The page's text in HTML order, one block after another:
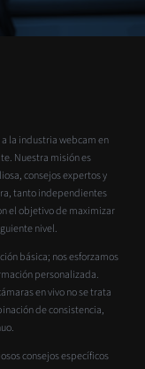
la industria webcam en
Nuestra misión es
consejos expertos y
tanto independientes
el objetivo de maximizar
nivel.
básica; nos esforzamos
personalizada.
en vivo no se trata
de consistencia,
consejos específicos